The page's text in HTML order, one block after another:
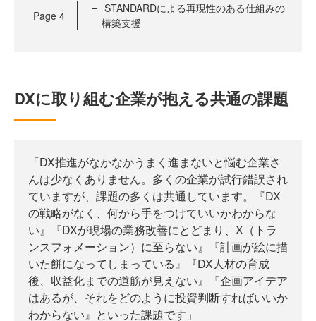
Page 4
STANDARDによる再現性のある仕組みの
構築支援
DXに取り組む企業が抱える共通の課題
「DX推進がなかなかうまく進まないと悩む企業さ
んは少なくありません。多くの企業が試行錯誤され
ていますが、課題の多くは共通しています。『DX
の戦略がなく、何から手をつけていいかわからな
い』『DXが現場の業務改善にとどまり、X（トラ
ンスフォメーション）に至らない』『計画が絵に描
いた餅になってしまっている』『DX人材の育成
後、収益化までの道筋が見えない』『企画アイデア
はあるが、それをどのように投資判断すればいいか
わからない』といった課題です」